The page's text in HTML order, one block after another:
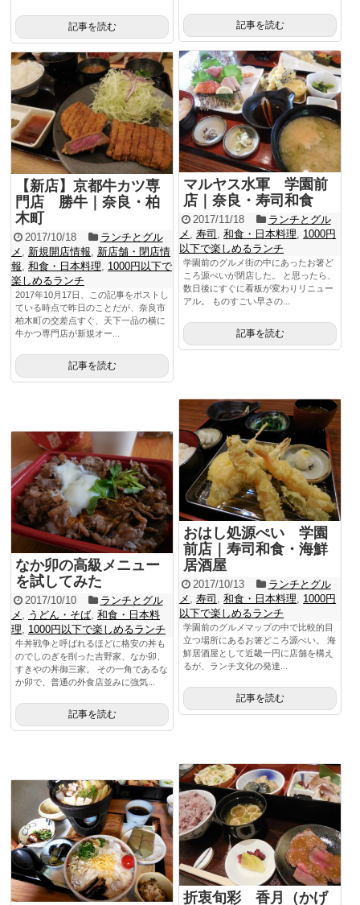
記事を読む 記事を読む
マルヤス水軍 学園前
店｜奈良・寿司和食
2017/11/18
ランチとグル
メ
,寿司 ,和食・日本料理
1000円
以下で楽しめるランチ
学園前のグルメ街の中にあったお箸ど
ころ源ぺいが閉店した。 と思ったら、
数日後にすぐに看板が変わりリニュー
アル。 ものすごい早さの...
記事を読む
【新店】京都牛カツ専
門店 勝牛｜奈良・柏
木町
2017/10/18
ランチとグル
メ
新規開店情報
新店舗・閉店情
報 和食・日本料理
1000円以下で
楽しめるランチ
2017年10月17日、この記事をポストし
ている時点で昨日のことだが、奈良市
柏木町の交差点すぐ、天下一品の横に
牛かつ専門店が新規オー...
記事を読む
おはし処源ぺい 学園
前店｜寿司和食・海鮮
居酒屋
2017/10/13
ランチとグル
メ
,寿司 ,和食・日本料理
1000円
以下で楽しめるランチ
学園前のグルメマップの中で比較的目
立つ場所にあるお箸どころ源ぺい。 海
鮮居酒屋として近畿一円に店舗を構え
るが、ランチ文化の発達...
記事を読む
なか卯の高級メニュー
を試してみた
2017/10/10
ランチとグル
メ
うどん・そば 和食・日本料
理
1000円以下で楽しめるランチ
牛丼戦争と呼ばれるほどに格安の丼も
のでしのぎを削った吉野家、なか卯、
すきやの丼御三家。 その一角であるな
か卯で、普通の外食店並みに強気...
記事を読む
折衷旬彩 香月（かげ